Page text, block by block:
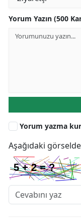
Yorum Yazın (500
Yorum yazma
Aşağıdaki